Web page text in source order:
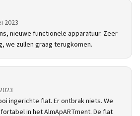
2023
nieuwe functionele apparatuur. Zeer
we zullen graag terugkomen.
ingerichte flat. Er ontbrak niets. We
in het AlmApARTment. De flat